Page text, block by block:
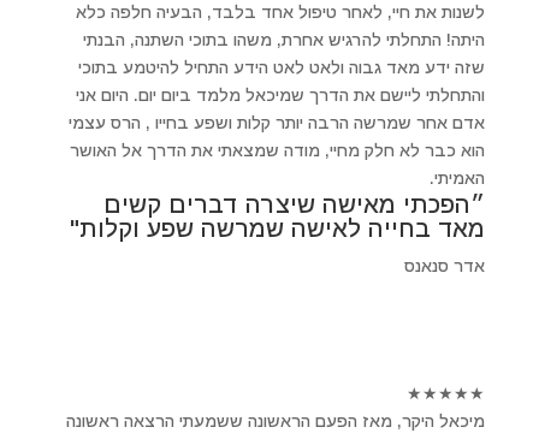
לשנות את חיי, לאחר טיפול אחד בלבד, הבעיה חלפה כלא
היתה! התחלתי להרגיש אחרת, משהו בתוכי השתנה, הבנתי
שזה ידע מאד גבוה ולאט לאט הידע התחיל להיטמע בתוכי
והתחלתי ליישם את הדרך שמיכאל מלמד ביום יום. היום אני
אדם אחר שמרשה הרבה יותר קלות ושפע בחייו , הרס עצמי
הוא כבר לא חלק מחיי, מודה שמצאתי את הדרך אל האושר
האמיתי.
״הפכתי מאישה שיצרה דברים קשים
מאד בחייה לאישה שמרשה שפע וקלות"
אדר סנאנס
★
★
★
★
★
מיכאל היקר, מאז הפעם הראשונה ששמעתי הרצאה ראשונה